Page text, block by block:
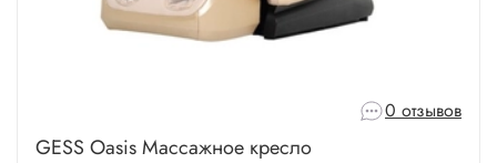
0 отзывов
GESS Oasis Массажное кресло